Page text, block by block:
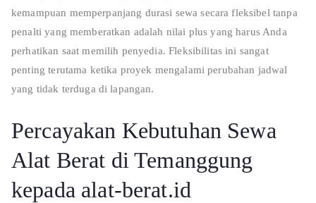
kemampuan memperpanjang durasi sewa secara fleksibel tanpa
penalti yang memberatkan adalah nilai plus yang harus Anda
perhatikan saat memilih penyedia. Fleksibilitas ini sangat
penting terutama ketika proyek mengalami perubahan jadwal
yang tidak terduga di lapangan.
Percayakan Kebutuhan Sewa
Alat Berat di Temanggung
kepada alat-berat.id